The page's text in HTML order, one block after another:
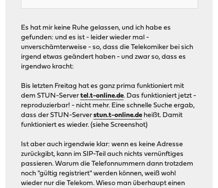
Es hat mir keine Ruhe gelassen, und ich habe es
gefunden: und es ist - leider wieder mal -
unverschämterweise - so, dass die Telekomiker bei sich
irgend etwas geändert haben - und zwar so, dass es
irgendwo kracht:
Bis letzten Freitag hat es ganz prima funktioniert mit
dem STUN-Servertel.t-online.de. Das funktioniert jetzt -
reproduzierbar! - nicht mehr. Eine schnelle Suche ergab,
dass der STUN-Serverstun.t-online.de heißt. Damit
funktioniert es wieder. (siehe Screenshot)
Ist aber auch irgendwie klar: wenn es keine Adresse
zurückgibt, kann im SIP-Teil auch nichts vernünftiges
passieren. Warum die Telefonnummern dann trotzdem
noch "gültig registriert" werden können, weiß wohl
wieder nur die Telekom. Wieso man überhaupt einen